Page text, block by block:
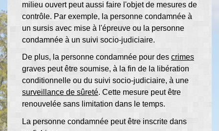
milieu ouvert peut aussi faire l'objet de mesures de
contrôle. Par exemple, la personne condamnée à
un sursis avec mise à l'épreuve ou la personne
condamnée à un suivi socio-judiciaire.
De plus, la personne condamnée pour des crimes
graves peut être soumise, à la fin de la libération
conditionnelle ou du suivi socio-judiciaire, à une
surveillance de sûreté. Cette mesure peut être
renouvelée sans limitation dans le temps.
La personne condamnée peut être inscrite dans